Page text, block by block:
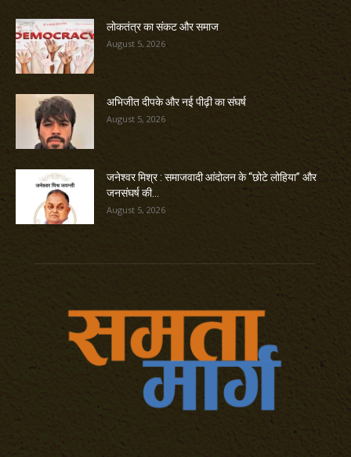
लोकतंत्र का संकट और समाज
August 5, 2026
अभिजीत दीपके और नई पीढ़ी का संघर्ष
August 5, 2026
जनेश्वर मिश्र : समाजवादी आंदोलन के “छोटे लोहिया” और
जनसंघर्ष की...
August 5, 2026